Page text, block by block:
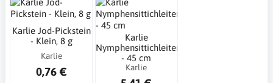
Karlie Jod-Pickstein
- Klein, 8 g
Karlie
0,76 €
Karlie
Nymphensittichleiter
- 45 cm
Karlie